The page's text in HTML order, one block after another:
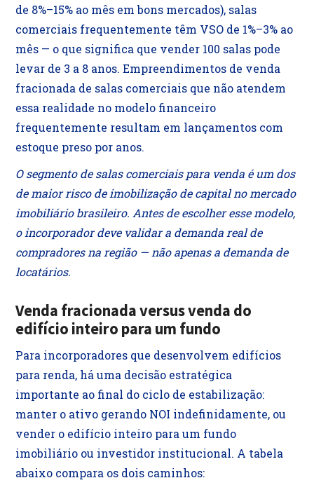
de 8%–15% ao mês em bons mercados), salas
comerciais frequentemente têm VSO de 1%–3% ao
mês — o que significa que vender 100 salas pode
levar de 3 a 8 anos. Empreendimentos de venda
fracionada de salas comerciais que não atendem
essa realidade no modelo financeiro
frequentemente resultam em lançamentos com
estoque preso por anos.
O segmento de salas comerciais para venda é um dos
de maior risco de imobilização de capital no mercado
imobiliário brasileiro. Antes de escolher esse modelo,
o incorporador deve validar a demanda real de
compradores na região — não apenas a demanda de
locatários.
Venda fracionada versus venda do
edifício inteiro para um fundo
Para incorporadores que desenvolvem edifícios
para renda, há uma decisão estratégica
importante ao final do ciclo de estabilização:
manter o ativo gerando NOI indefinidamente, ou
vender o edifício inteiro para um fundo
imobiliário ou investidor institucional. A tabela
abaixo compara os dois caminhos: